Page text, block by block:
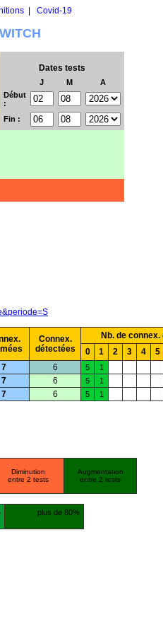
| Covid-19
Dates tests
J M
A
Début
:
Fin :
Connex.
détectées
Nb. de
0
1 2 3 4 5
7 6 5
1
7 6 5
1
7 6 5 1
Diminution
entre 2 tests
Augmentation
entre 2 tests
plus de 80%